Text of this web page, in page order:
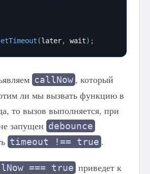
(later, wait) ;
callNow , который
ли мы вызвать функцию в
то вызов выполняется, при
запущен debounce
timeout !== true .
=== true приведет к